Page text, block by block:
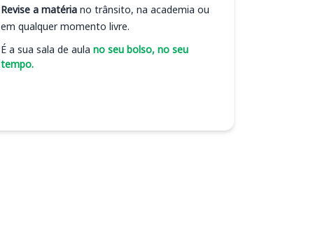
Revise a matéria no trânsito, na academia ou
em qualquer momento livre.
É a sua sala de aula no seu bolso, no seu
tempo.